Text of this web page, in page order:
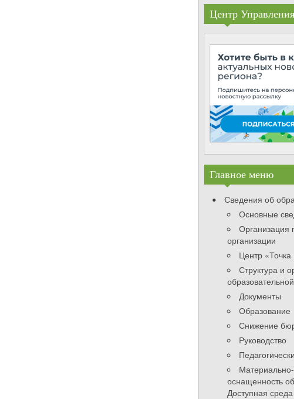
Центр
Главное меню
Сведения об
Основные
Организация
организации
Центр «Точка
Структура и
Документы
Образование
Снижение
Руководство
оснащенность
Доступная среда